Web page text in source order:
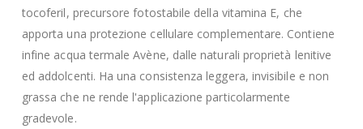
tocoferil, precursore fotostabile della vitamina E, che
apporta una protezione cellulare complementare. Contiene
infine acqua termale Avène, dalle naturali proprietà lenitive
ed addolcenti. Ha una consistenza leggera, invisibile e non
grassa che ne rende l'applicazione particolarmente
gradevole.